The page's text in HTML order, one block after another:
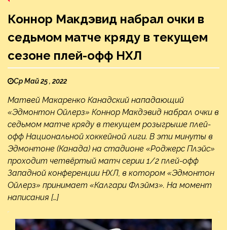
Коннор Макдэвид набрал очки в
седьмом матче кряду в текущем
сезоне плей-офф НХЛ
Ср Май 25 , 2022
Матвей Макаренко Канадский нападающий
«Эдмонтон Ойлерз» Коннор Макдэвид набрал очки в
седьмом матче кряду в текущем розыгрыше плей-
офф Национальной хоккейной лиги. В эти минуты в
Эдмонтоне (Канада) на стадионе «Роджерс Плэйс»
проходит четвёртый матч серии 1/2 плей-офф
Западной конференции НХЛ, в котором «Эдмонтон
Ойлерз» принимает «Калгари Флэймз». На момент
написания […]